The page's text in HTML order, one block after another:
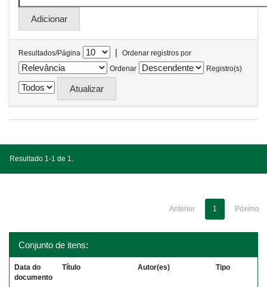
Resultados/Página |
Ordenar registros por
Ordenar
Registro(s)
Resultado 1-1 de 1.
Anterior 1 Póximo
Conjunto de itens:
Data do
documento
Título Autor(es) Tipo